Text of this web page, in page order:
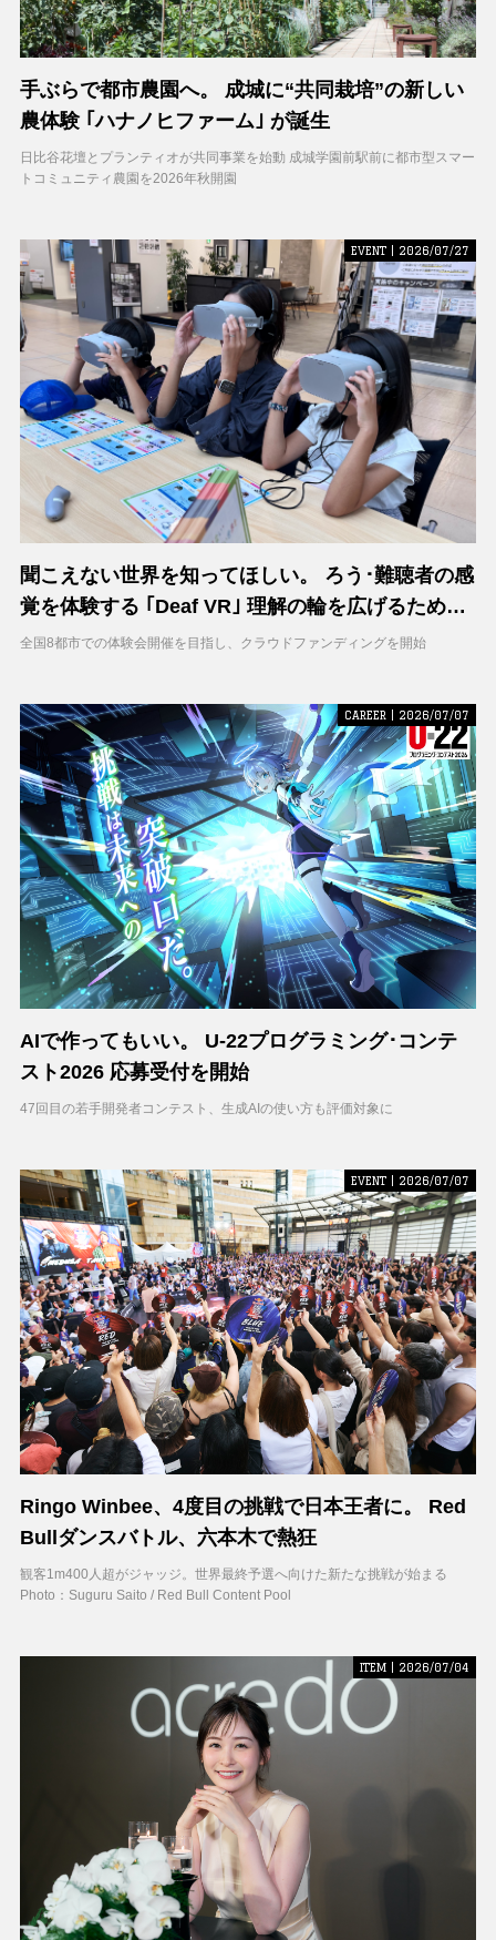
手ぶらで都市農園へ。 成城に“共同栽培”の新しい
農体験 ｢ハナノヒファーム｣ が誕生
日比谷花壇とプランティオが共同事業を始動 成城学園前駅前に都市型スマー
トコミュニティ農園を2026年秋開園
EVENT | 2026/07/27
聞こえない世界を知ってほしい。 ろう･難聴者の感
覚を体験する ｢Deaf VR｣ 理解の輪を広げるため支
援募集を開始
全国8都市での体験会開催を目指し、クラウドファンディングを開始
CAREER | 2026/07/07
AIで作ってもいい。 U-22プログラミング･コンテ
スト2026 応募受付を開始
47回目の若手開発者コンテスト、生成AIの使い方も評価対象に
EVENT | 2026/07/07
Ringo Winbee、4度目の挑戦で日本王者に。 Red
Bullダンスバトル、六本木で熱狂
観客1m400人超がジャッジ。世界最終予選へ向けた新たな挑戦が始まる
Photo：Suguru Saito / Red Bull Content Pool
ITEM | 2026/07/04